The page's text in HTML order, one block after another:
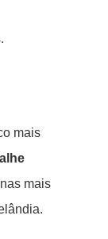
mais
mais